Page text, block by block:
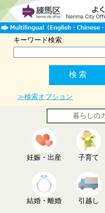
キーワード検索
≫検索オプション
暮らしの
妊娠・出産 子育て
結婚・離婚 引越し